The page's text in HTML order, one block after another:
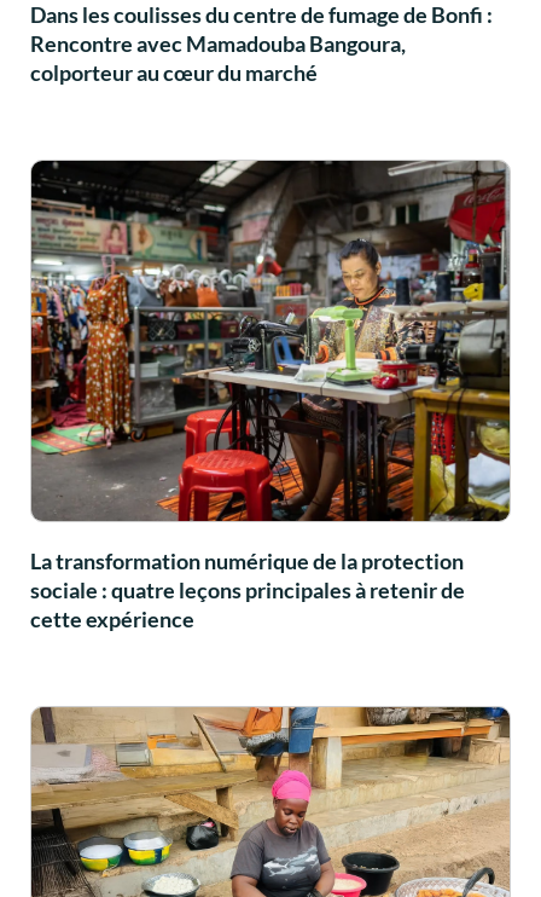
Dans les coulisses du centre de fumage de Bonfi :
Rencontre avec Mamadouba Bangoura,
colporteur au cœur du marché
La transformation numérique de la protection
sociale : quatre leçons principales à retenir de
cette expérience